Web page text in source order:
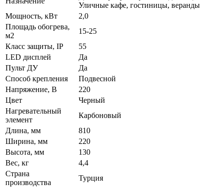
Уличные кафе, гостиницы, веранды
Мощность, кВт
2,0
Площадь обогрева,
м2
15-25
Класс защиты, IP
55
LED дисплей
Да
Пульт ДУ
Да
Способ крепления
Подвесной
Напряжение, В
220
Цвет
Черный
Нагревательный
элемент
Карбоновый
Длина, мм
810
Ширина, мм
220
Высота, мм
130
Вес, кг
4,4
Страна
производства
Турция